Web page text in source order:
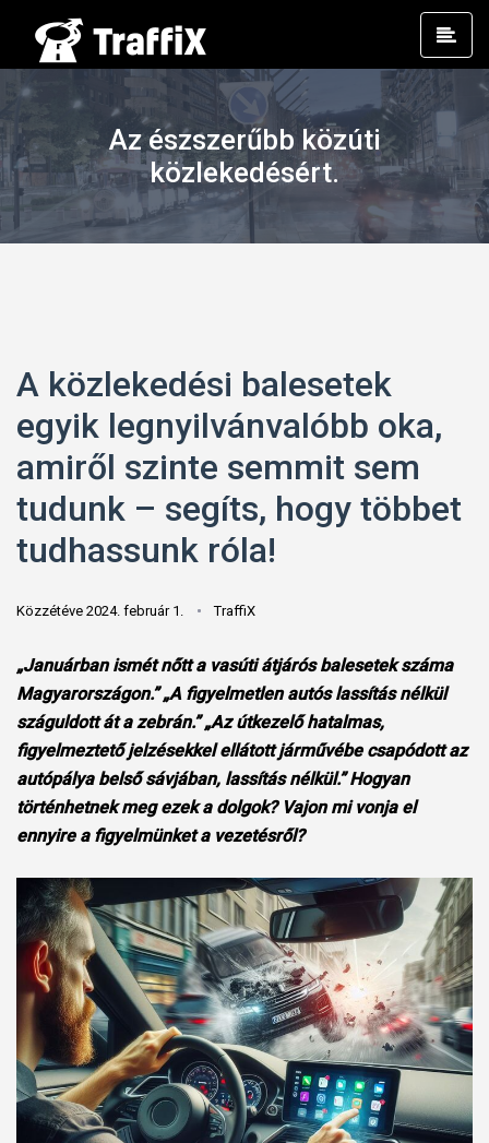
Az észszerűbb közúti
közlekedésért.
A közlekedési balesetek
egyik legnyilvánvalóbb oka,
amiről szinte semmit sem
tudunk – segíts, hogy többet
tudhassunk róla!
Közzétéve 2024. február 1. TraffiX
„Januárban ismét nőtt a vasúti átjárós balesetek száma
Magyarországon.” „A figyelmetlen autós lassítás nélkül
száguldott át a zebrán.” „Az útkezelő hatalmas,
figyelmeztető jelzésekkel ellátott járművébe csapódott az
autópálya belső sávjában, lassítás nélkül.” Hogyan
történhetnek meg ezek a dolgok? Vajon mi vonja el
ennyire a figyelmünket a vezetésről?